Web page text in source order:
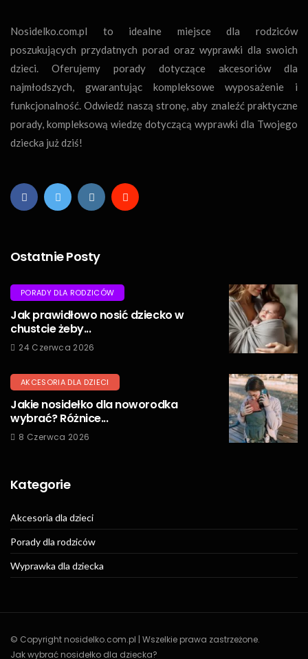
Nosidelko.com.pl to idealne miejsce dla rodziców
poszukujących przydatnych porad oraz wyprawki dla swoich
dzieci. Oferujemy porady dotyczące akcesoriów dla
najmłodszych, gwarantując kompleksowe wyposażenie i
funkcjonalność. Odwiedź naszą stronę, aby znaleźć praktyczne
porady, kompleksową wiedzę dotyczącą wyprawki dla Twojego
dziecka już dziś!
Ostatnie Posty
PORADY DLA RODZICÓW
Jak prawidłowo nosić dziecko w
chustcie żeby...
24 Czerwca 2026
AKCESORIA DLA DZIECI
Jakie nosidełko dla noworodka
wybrać? Różnice...
8 Czerwca 2026
Kategorie
Akcesoria dla dzieci
Porady dla rodziców
Wyprawka dla dziecka
© Copyright nosidelko.com.pl | Wszelkie prawa zastrzeżone.
Jak wybrać nosidełko dla dziecka?